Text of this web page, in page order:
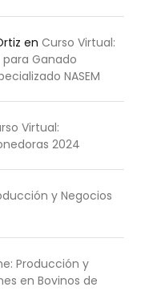
en Curso Virtual:
Ganado
NASEM
Virtual:
2024
y Negocios
Producción y
en Bovinos de